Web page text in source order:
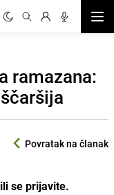
ramazana:
Povratak na članak
se prijavite.